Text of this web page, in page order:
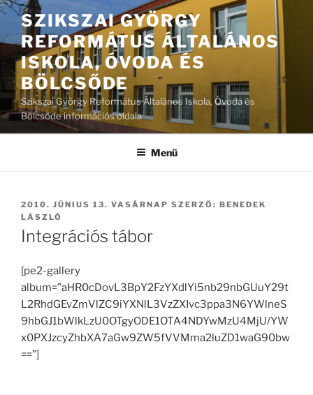
Tartalomhoz
SZIKSZAI GYÖRGY
REFORMÁTUS ÁLTALÁNOS
ISKOLA, ÓVODA ÉS
BÖLCSŐDE
Szikszai György Református Általános Iskola, Óvoda és
Bölcsőde információs oldala
Menü
BEKÜLDVE:
2010. JÚNIUS 13. VASÁRNAP SZERZŐ: BENEDEK
LÁSZLÓ
Integrációs tábor
[pe2-gallery
album=”aHR0cDovL3BpY2FzYXdlYi5nb29nbGUuY29t
L2RhdGEvZmVlZC9iYXNlL3VzZXIvc3ppa3N6YWlneS
9hbGJ1bWlkLzU0OTgyODE1OTA4NDYwMzU4MjU/YW
x0PXJzcyZhbXA7aGw9ZW5fVVMma2luZD1waG90bw
==”]